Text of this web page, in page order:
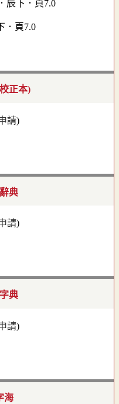
．頁7.0
正本)
請)
典
請)
典
請)
海